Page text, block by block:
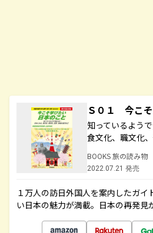
Ｓ０１ 今こ
知っているよう
食文化、職文化
BOOKS 旅の読み物
2022.07.21 発売
１万人の訪日外国人を案内したガイ
い日本の魅力が満載。日本の再発見